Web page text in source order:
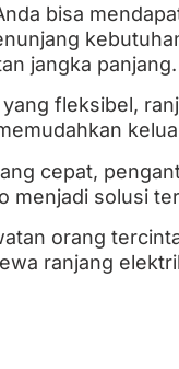
bisa
jangka panjang.
fleksibel,
cepat,
menjadi solusi
orang
ranjang